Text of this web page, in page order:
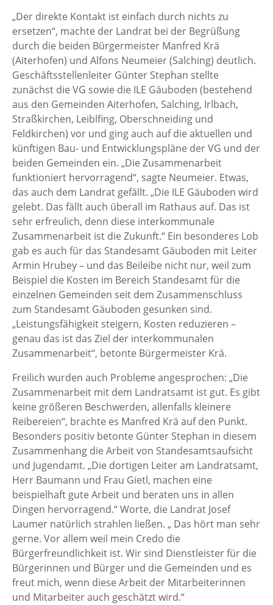
„Der direkte Kontakt ist einfach durch nichts zu
ersetzen“, machte der Landrat bei der Begrüßung
durch die beiden Bürgermeister Manfred Krä
(Aiterhofen) und Alfons Neumeier (Salching) deutlich.
Geschäftsstellenleiter Günter Stephan stellte
zunächst die VG sowie die ILE Gäuboden (bestehend
aus den Gemeinden Aiterhofen, Salching, Irlbach,
Straßkirchen, Leiblfing, Oberschneiding und
Feldkirchen) vor und ging auch auf die aktuellen und
künftigen Bau- und Entwicklungspläne der VG und der
beiden Gemeinden ein. „Die Zusammenarbeit
funktioniert hervorragend“, sagte Neumeier. Etwas,
das auch dem Landrat gefällt. „Die ILE Gäuboden wird
gelebt. Das fällt auch überall im Rathaus auf. Das ist
sehr erfreulich, denn diese interkommunale
Zusammenarbeit ist die Zukunft.“ Ein besonderes Lob
gab es auch für das Standesamt Gäuboden mit Leiter
Armin Hrubey – und das Beileibe nicht nur, weil zum
Beispiel die Kosten im Bereich Standesamt für die
einzelnen Gemeinden seit dem Zusammenschluss
zum Standesamt Gäuboden gesunken sind.
„Leistungsfähigkeit steigern, Kosten reduzieren –
genau das ist das Ziel der interkommunalen
Zusammenarbeit“, betonte Bürgermeister Krä.
Freilich wurden auch Probleme angesprochen: „Die
Zusammenarbeit mit dem Landratsamt ist gut. Es gibt
keine größeren Beschwerden, allenfalls kleinere
Reibereien“, brachte es Manfred Krä auf den Punkt.
Besonders positiv betonte Günter Stephan in diesem
Zusammenhang die Arbeit von Standesamtsaufsicht
und Jugendamt. „Die dortigen Leiter am Landratsamt,
Herr Baumann und Frau Gietl, machen eine
beispielhaft gute Arbeit und beraten uns in allen
Dingen hervorragend.“ Worte, die Landrat Josef
Laumer natürlich strahlen ließen. „ Das hört man sehr
gerne. Vor allem weil mein Credo die
Bürgerfreundlichkeit ist. Wir sind Dienstleister für die
Bürgerinnen und Bürger und die Gemeinden und es
freut mich, wenn diese Arbeit der Mitarbeiterinnen
und Mitarbeiter auch geschätzt wird.“